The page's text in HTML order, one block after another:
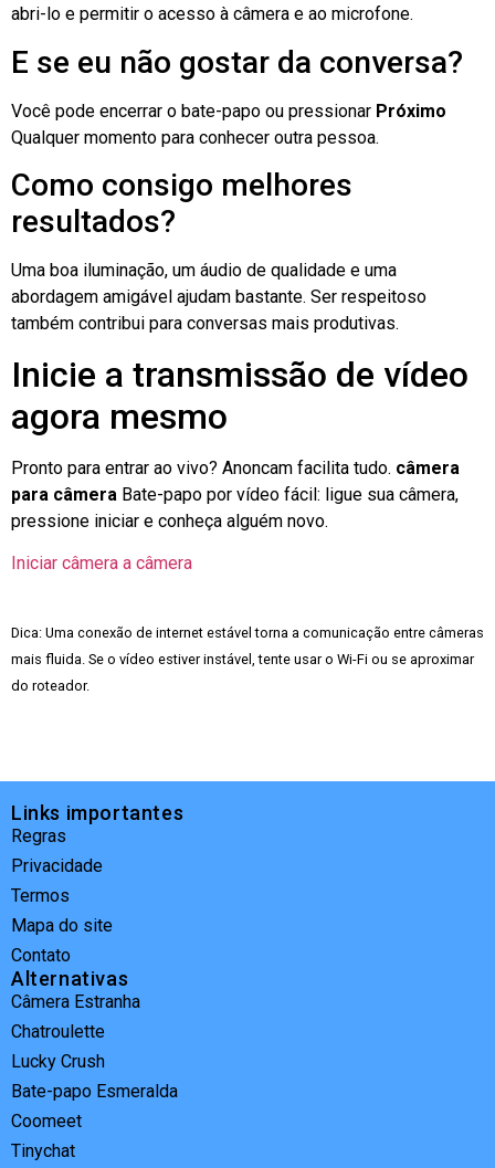
abri-lo e permitir o acesso à câmera e ao microfone.
E se eu não gostar da conversa?
Você pode encerrar o bate-papo ou pressionar Próximo
Qualquer momento para conhecer outra pessoa.
Como consigo melhores
resultados?
Uma boa iluminação, um áudio de qualidade e uma
abordagem amigável ajudam bastante. Ser respeitoso
também contribui para conversas mais produtivas.
Inicie a transmissão de vídeo
agora mesmo
Pronto para entrar ao vivo? Anoncam facilita tudo. câmera
para câmera Bate-papo por vídeo fácil: ligue sua câmera,
pressione iniciar e conheça alguém novo.
Iniciar câmera a câmera
Dica: Uma conexão de internet estável torna a comunicação entre câmeras
mais fluida. Se o vídeo estiver instável, tente usar o Wi-Fi ou se aproximar
do roteador.
Links importantes
Regras
Privacidade
Termos
Mapa do site
Contato
Alternativas
Câmera Estranha
Chatroulette
Lucky Crush
Bate-papo Esmeralda
Coomeet
Tinychat